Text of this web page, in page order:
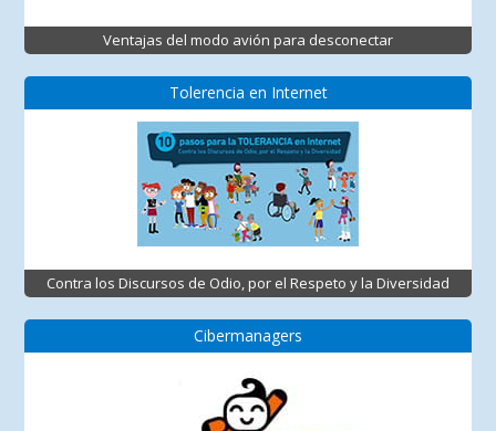
Ventajas del modo avión para desconectar
Tolerencia en Internet
Contra los Discursos de Odio, por el Respeto y la Diversidad
Cibermanagers